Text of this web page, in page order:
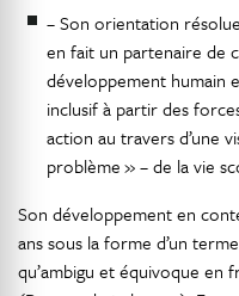
– Son orientation
en fait un partenaire de
développement humain
inclusif à partir des
action au travers d’une
problème » – de la vie
Son développement en
ans sous la forme d’un
qu’ambigu et équivoque en